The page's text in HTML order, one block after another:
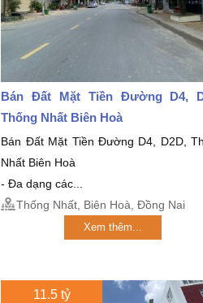
Bán Đất Mặt Tiền Đường D4,
Thống Nhất Biên Hoà
Bán Đất Mặt Tiền Đường D4, D2D,
Nhất Biên Hoà
- Đa dạng các...
Thống Nhất, Biên Hoà, Đồng Nai
Xem thêm...
11.5 tỷ